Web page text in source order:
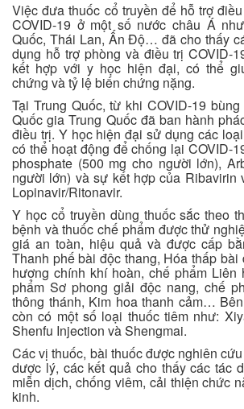
Việc đưa thuốc cổ truyền để hỗ trợ
COVID-19 ở một số nước châu Á
Quốc, Thái Lan, Ấn Độ… đã cho thấy
dụng hỗ trợ phòng và điều trị COVID-
kết hợp với y học hiện đại, có thể
chứng và tỷ lệ biến chứng nặng.
Tại Trung Quốc, từ khi COVID-19
Quốc gia Trung Quốc đã ban hành
điều trị. Y học hiện đại sử dụng các
có thể hoạt động để chống lại COVID-
phosphate (500 mg cho người lớn),
người lớn) và sự kết hợp của Ribavirin
Lopinavir/Ritonavir.
Y học cổ truyền dùng thuốc sắc theo
bệnh và thuốc chế phẩm được thử
giá an toàn, hiệu quả và được cấp
Thanh phế bài độc thang, Hóa thấp
hương chính khí hoàn, chế phẩm Liên
phẩm Sơ phong giải độc nang, chế
thông thánh, Kim hoa thanh cảm…
còn có một số loại thuốc tiêm như:
Shenfu Injection và Shengmai.
Các vị thuốc, bài thuốc được nghiên
dược lý, các kết quả cho thấy các tác
miễn dịch, chống viêm, cải thiện chức
kinh.